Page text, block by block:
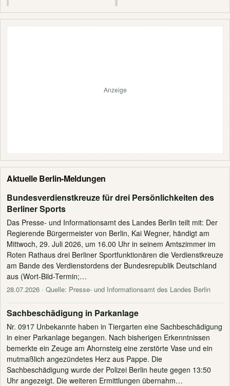
Anzeige
Aktuelle Berlin-Meldungen
Bundesverdienstkreuze für drei Persönlichkeiten des
Berliner Sports
Das Presse- und Informationsamt des Landes Berlin teilt mit: Der
Regierende Bürgermeister von Berlin, Kai Wegner, händigt am
Mittwoch, 29. Juli 2026, um 16.00 Uhr in seinem Amtszimmer im
Roten Rathaus drei Berliner Sportfunktionären die Verdienstkreuze
am Bande des Verdienstordens der Bundesrepublik Deutschland
aus (Wort-Bild-Termin;…
28.07.2026 · Quelle: Presse- und Informationsamt des Landes Berlin
Sachbeschädigung in Parkanlage
Nr. 0917 Unbekannte haben in Tiergarten eine Sachbeschädigung
in einer Parkanlage begangen. Nach bisherigen Erkenntnissen
bemerkte ein Zeuge am Ahornsteig eine zerstörte Vase und ein
mutmaßlich angezündetes Herz aus Pappe. Die
Sachbeschädigung wurde der Polizei Berlin heute gegen 13:50
Uhr angezeigt. Die weiteren Ermittlungen übernahm…